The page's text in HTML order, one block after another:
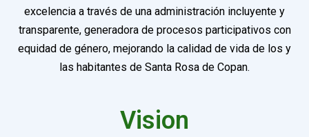
excelencia a través de una administración incluyente y
transparente, generadora de procesos participativos con
equidad de género, mejorando la calidad de vida de los y
las habitantes de Santa Rosa de Copan.
Vision